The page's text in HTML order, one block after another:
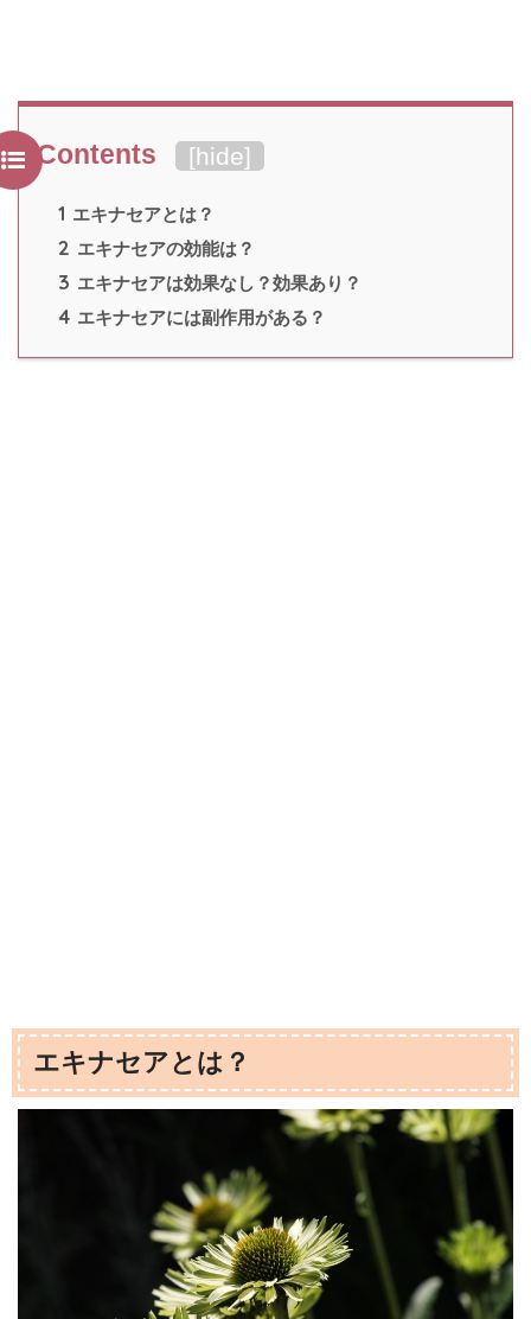
Contents [hide]
1 エキナセアとは？
2 エキナセアの効能は？
3 エキナセアは効果なし？効果あり？
4 エキナセアには副作用がある？
エキナセアとは？